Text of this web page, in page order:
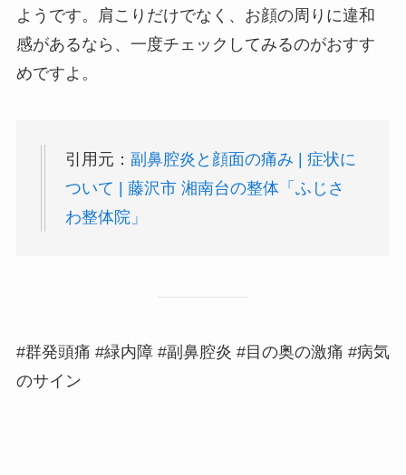
ようです。肩こりだけでなく、お顔の周りに違和
感があるなら、一度チェックしてみるのがおすす
めですよ。
引用元： 副鼻腔炎と顔面の痛み | 症状に
ついて | 藤沢市 湘南台の整体「ふじさ
わ整体院」
#群発頭痛 #緑内障 #副鼻腔炎 #目の奥の激痛 #病気
のサイン